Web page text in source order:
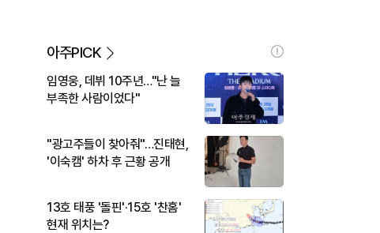
아주PICK
임영웅, 데뷔 10주년…"난 늘
부족한 사람이었다"
"광고주들이 찾아줘"…진태현,
'이숙캠' 하차 후 근황 공개
13호 태풍 '돌핀'·15호 '찬홈'
현재 위치는?